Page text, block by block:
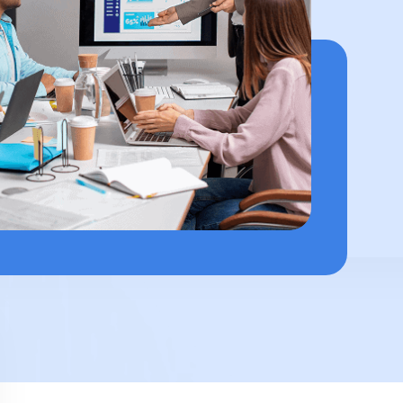
Reporting ESG et risques
Outils de reporting complets pour
mesurer l'impact environnemental,
social et de gouvernance.
Génération de documents
Outils automatisés pour produire des
documents professionnels prêts à
l'emploi.